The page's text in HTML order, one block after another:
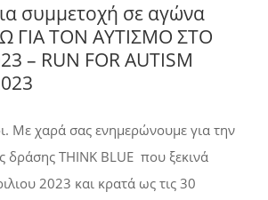
συμμετοχή σε αγώνα
ΓΙΑ ΤΟΝ ΑΥΤΙΣΜΟ ΣΤΟ
– RUN FOR AUTISM
Με χαρά σας ενημερώνουμε για την
δράσης THINK BLUE που ξεκινά
2023 και κρατά ως τις 30